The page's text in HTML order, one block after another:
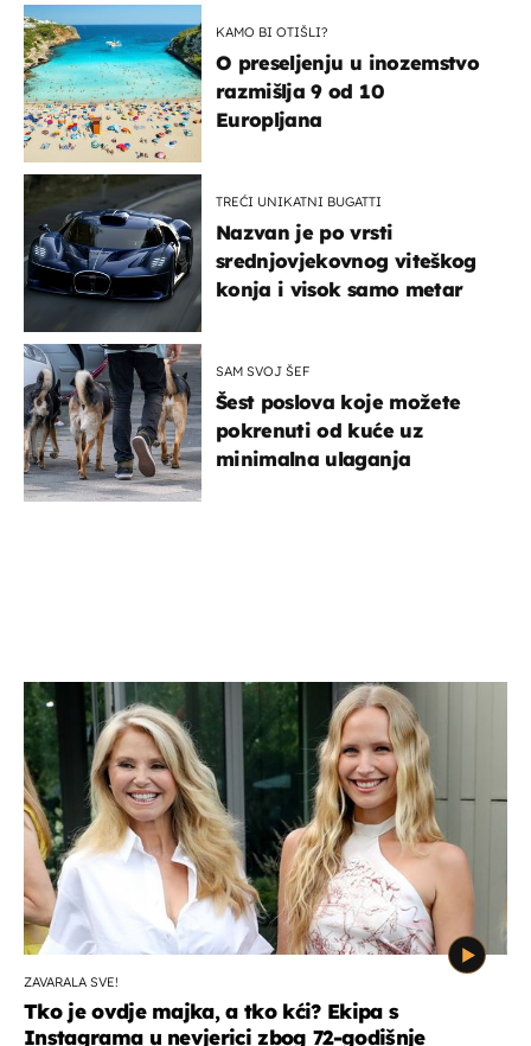
KAMO BI OTIŠLI?
O preseljenju u inozemstvo
razmišlja 9 od 10
Europljana
TREĆI UNIKATNI BUGATTI
Nazvan je po vrsti
srednjovjekovnog viteškog
konja i visok samo metar
SAM SVOJ ŠEF
Šest poslova koje možete
pokrenuti od kuće uz
minimalna ulaganja
ZAVARALA SVE!
Tko je ovdje majka, a tko kći? Ekipa s
Instagrama u nevjerici zbog 72-godišnje